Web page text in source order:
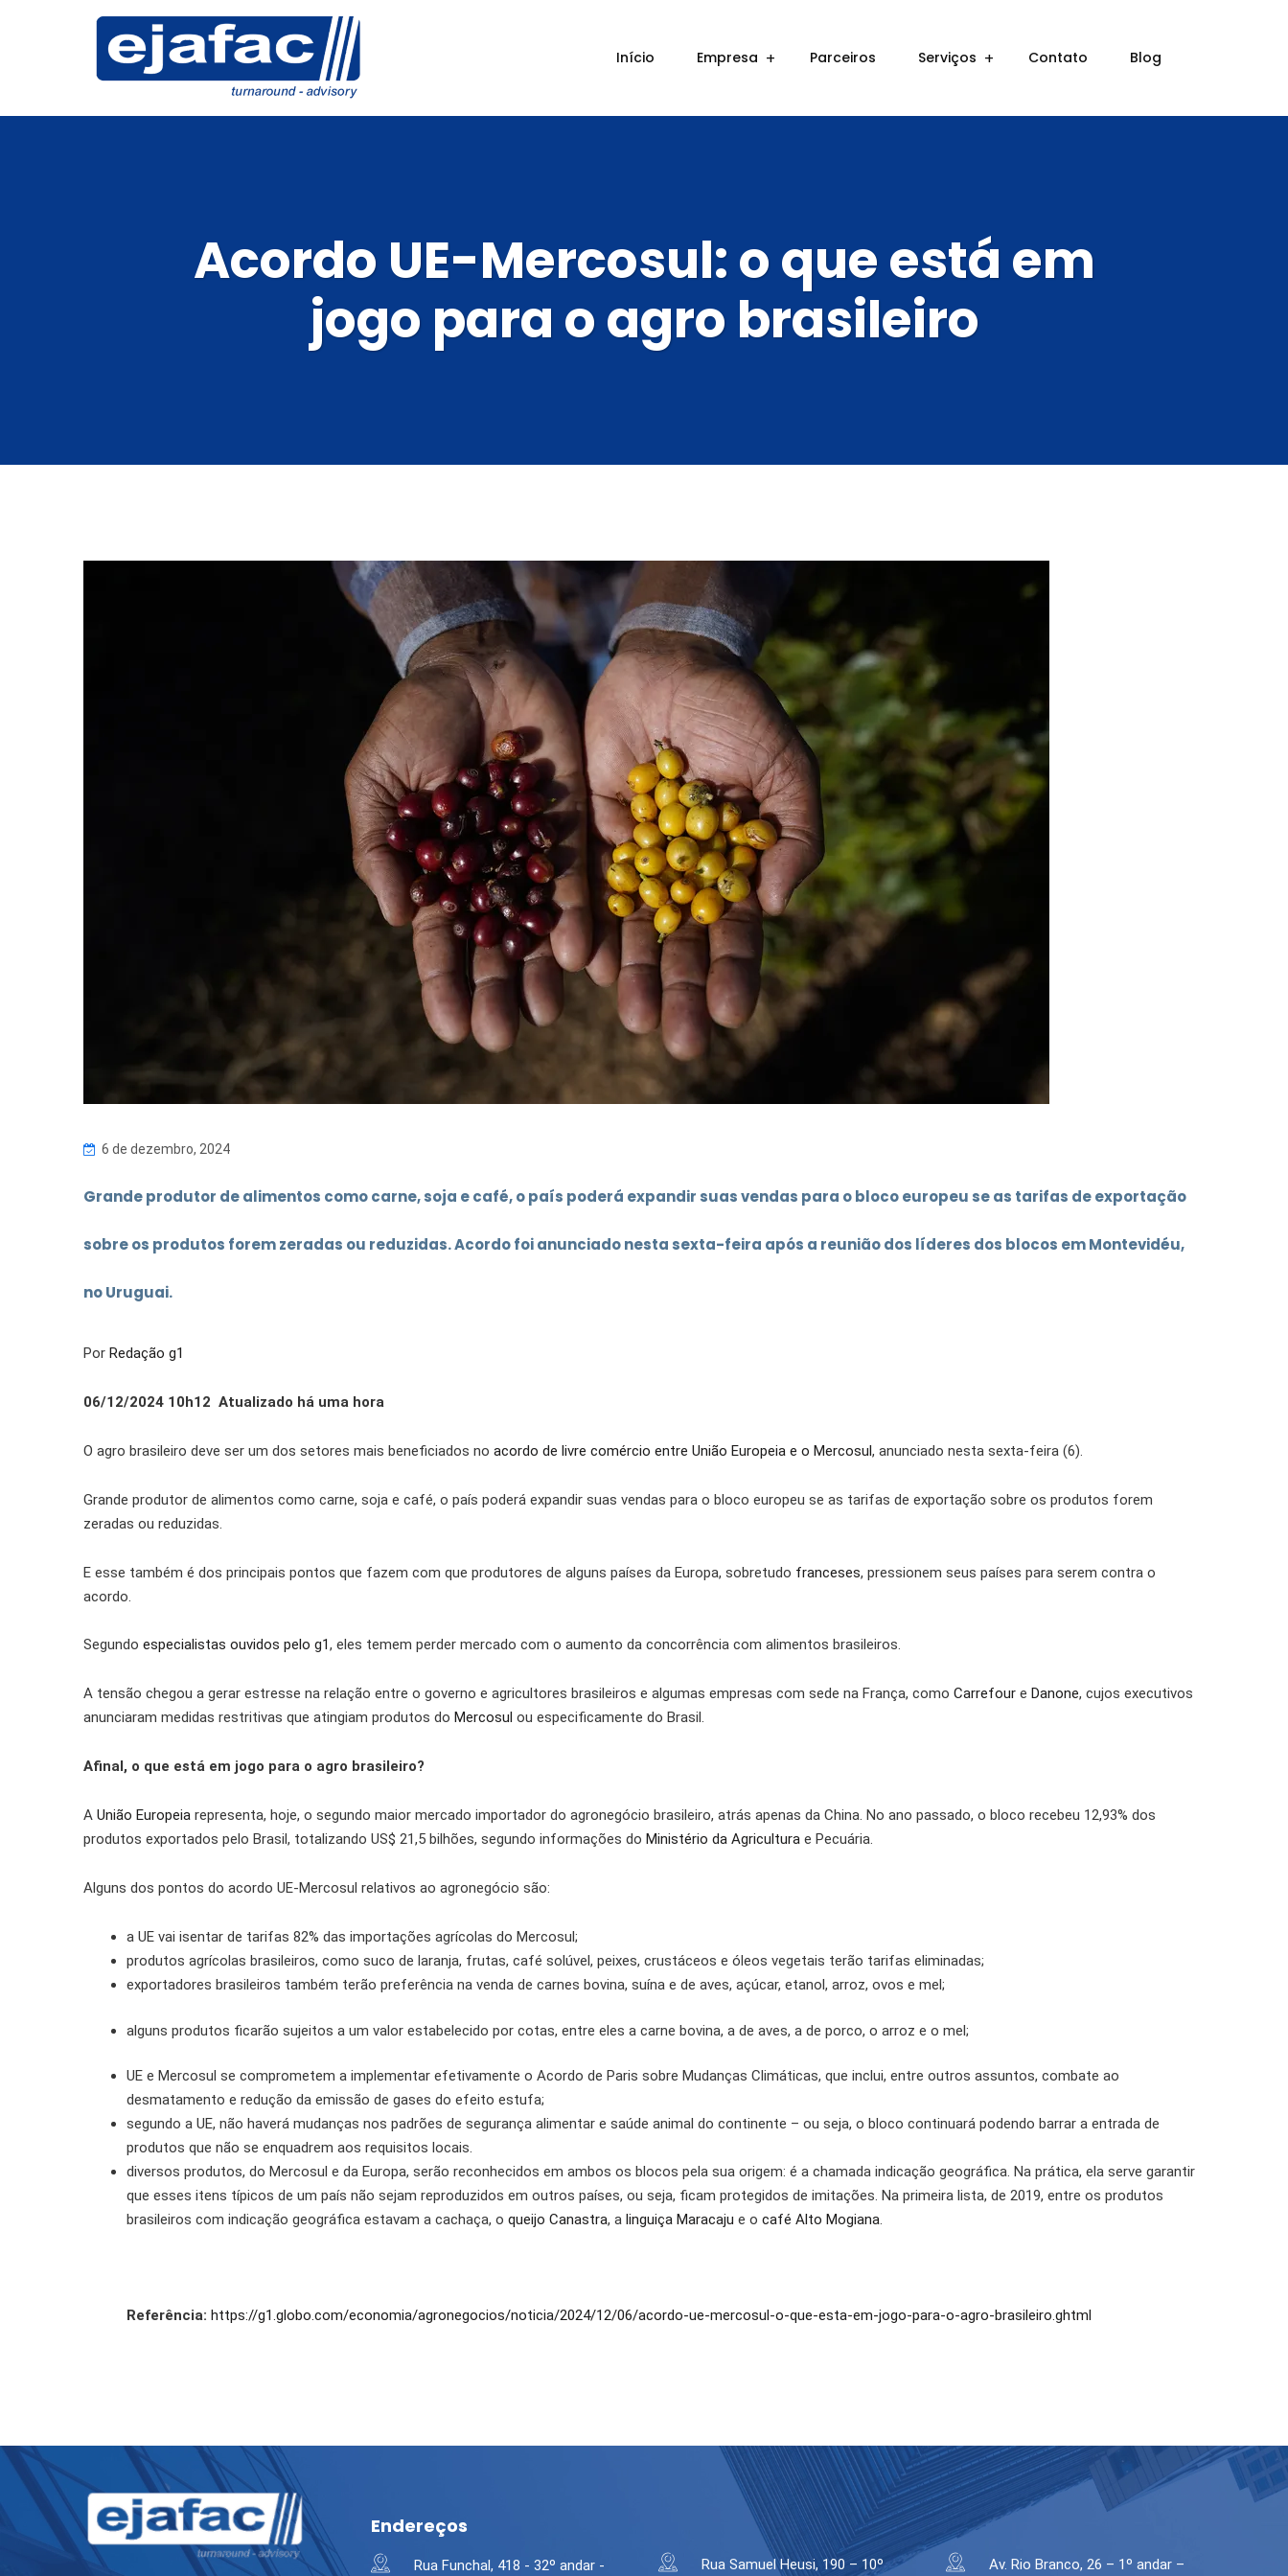
Início Empresa Parceiros Serviços Contato Blog
Acordo UE-Mercosul: o que está em
jogo para o agro brasileiro
6 de dezembro, 2024
Grande produtor de alimentos como carne, soja e café, o país poderá expandir suas vendas para o bloco europeu se as tarifas de exportação
sobre os produtos forem zeradas ou reduzidas. Acordo foi anunciado nesta sexta-feira após a reunião dos líderes dos blocos em Montevidéu,
no Uruguai.
Por Redação g1
06/12/2024 10h12 Atualizado há uma hora
O agro brasileiro deve ser um dos setores mais beneficiados no acordo de livre comércio entre União Europeia e o Mercosul, anunciado nesta sexta-feira (6).
Grande produtor de alimentos como carne, soja e café, o país poderá expandir suas vendas para o bloco europeu se as tarifas de exportação sobre os produtos forem
zeradas ou reduzidas.
E esse também é dos principais pontos que fazem com que produtores de alguns países da Europa, sobretudo franceses, pressionem seus países para serem contra o
acordo.
Segundo especialistas ouvidos pelo g1, eles temem perder mercado com o aumento da concorrência com alimentos brasileiros.
A tensão chegou a gerar estresse na relação entre o governo e agricultores brasileiros e algumas empresas com sede na França, como Carrefour e Danone, cujos executivos
anunciaram medidas restritivas que atingiam produtos do Mercosul ou especificamente do Brasil.
Afinal, o que está em jogo para o agro brasileiro?
A União Europeia representa, hoje, o segundo maior mercado importador do agronegócio brasileiro, atrás apenas da China. No ano passado, o bloco recebeu 12,93% dos
produtos exportados pelo Brasil, totalizando US$ 21,5 bilhões, segundo informações do Ministério da Agricultura e Pecuária.
Alguns dos pontos do acordo UE-Mercosul relativos ao agronegócio são:
a UE vai isentar de tarifas 82% das importações agrícolas do Mercosul;
produtos agrícolas brasileiros, como suco de laranja, frutas, café solúvel, peixes, crustáceos e óleos vegetais terão tarifas eliminadas;
exportadores brasileiros também terão preferência na venda de carnes bovina, suína e de aves, açúcar, etanol, arroz, ovos e mel;
alguns produtos ficarão sujeitos a um valor estabelecido por cotas, entre eles a carne bovina, a de aves, a de porco, o arroz e o mel;
UE e Mercosul se comprometem a implementar efetivamente o Acordo de Paris sobre Mudanças Climáticas, que inclui, entre outros assuntos, combate ao
desmatamento e redução da emissão de gases do efeito estufa;
segundo a UE, não haverá mudanças nos padrões de segurança alimentar e saúde animal do continente – ou seja, o bloco continuará podendo barrar a entrada de
produtos que não se enquadrem aos requisitos locais.
diversos produtos, do Mercosul e da Europa, serão reconhecidos em ambos os blocos pela sua origem: é a chamada indicação geográfica. Na prática, ela serve garantir
que esses itens típicos de um país não sejam reproduzidos em outros países, ou seja, ficam protegidos de imitações. Na primeira lista, de 2019, entre os produtos
brasileiros com indicação geográfica estavam a cachaça, o queijo Canastra, a linguiça Maracaju e o café Alto Mogiana.
Referência: https://g1.globo.com/economia/agronegocios/noticia/2024/12/06/acordo-ue-mercosul-o-que-esta-em-jogo-para-o-agro-brasileiro.ghtml
Endereços
Rua Funchal, 418 - 32º andar - Rua Samuel Heusi, 190 – 10º Av. Rio Branco, 26 – 1º andar –